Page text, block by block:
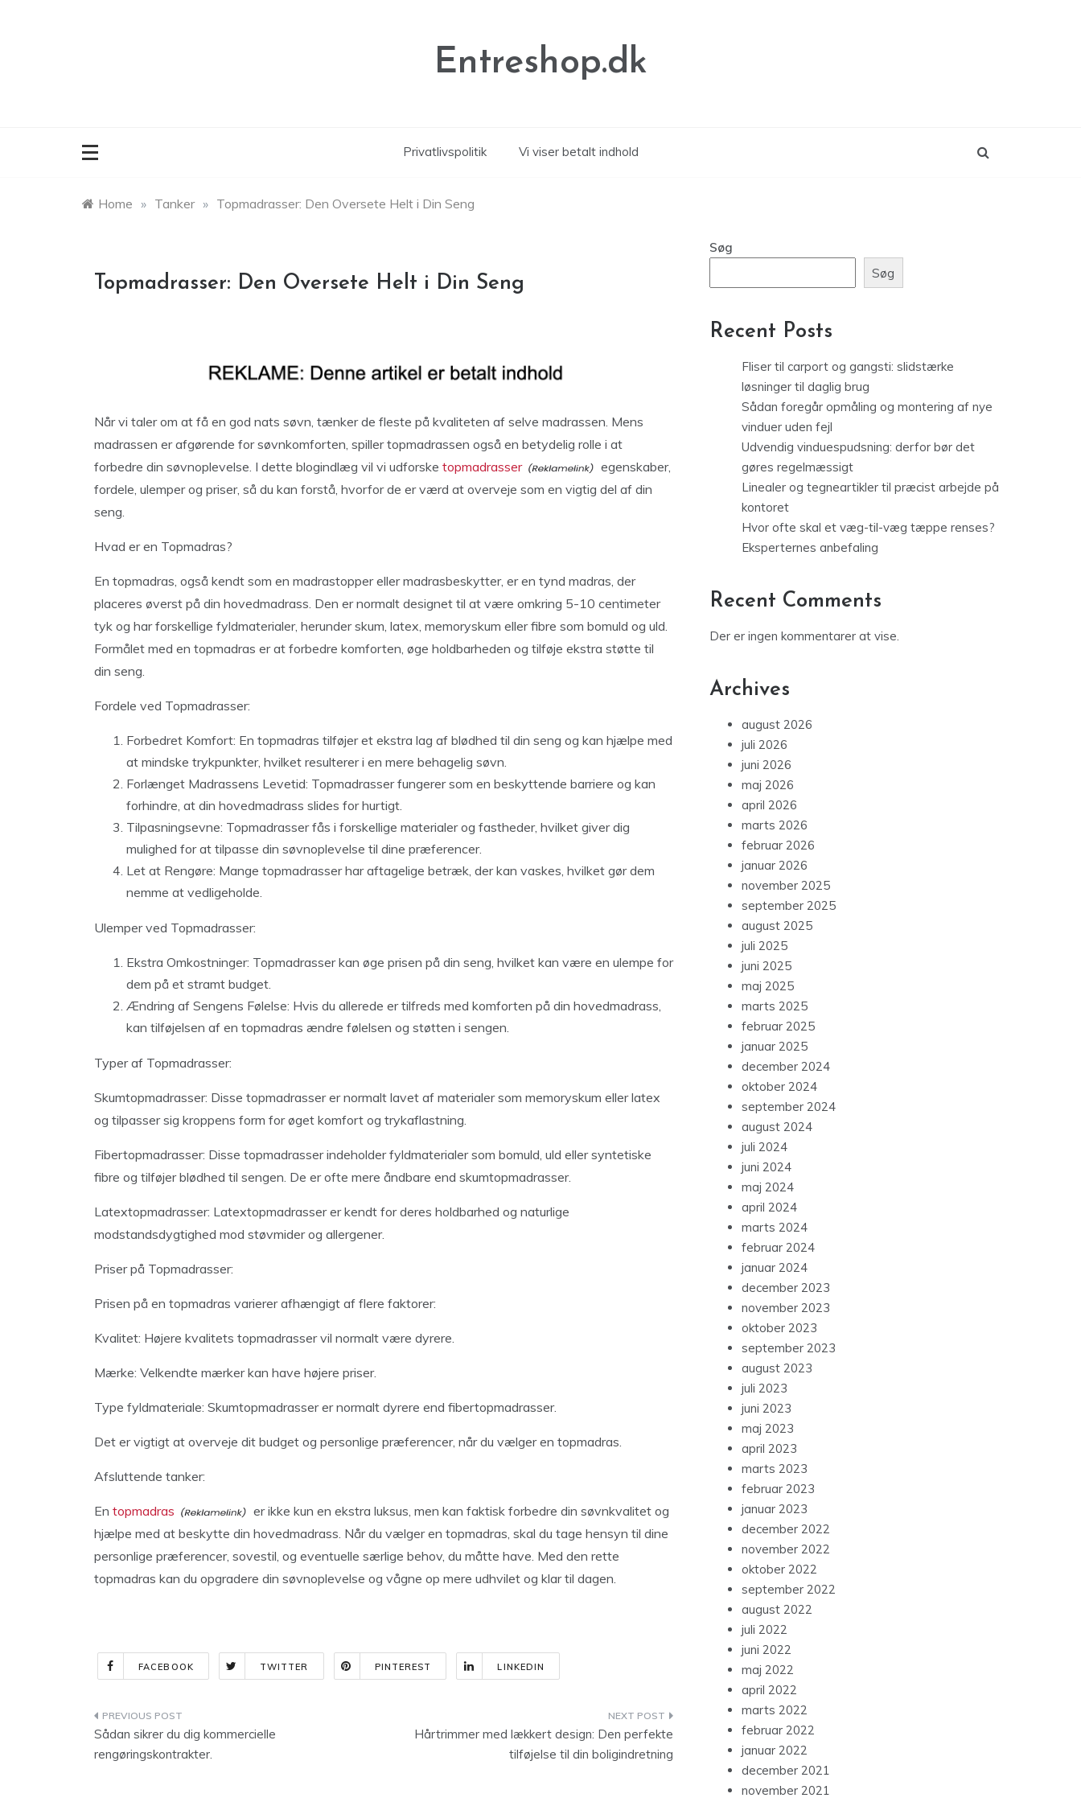
Entreshop.dk
Privatlivspolitik Vi viser betalt indhold
Home » Tanker » Topmadrasser: Den Oversete Helt i Din Seng
Topmadrasser: Den Oversete Helt i Din Seng
Når vi taler om at få en god nats søvn, tænker de fleste på kvaliteten af selve madrassen. Mens
madrassen er afgørende for søvnkomforten, spiller topmadrassen også en betydelig rolle i at
forbedre din søvnoplevelse. I dette blogindlæg vil vi udforske topmadrasser
egenskaber,
fordele, ulemper og priser, så du kan forstå, hvorfor de er værd at overveje som en vigtig del af din
seng.
Hvad er en Topmadras?
En topmadras, også kendt som en madrastopper eller madrasbeskytter, er en tynd madras, der
placeres øverst på din hovedmadrass. Den er normalt designet til at være omkring 5-10 centimeter
tyk og har forskellige fyldmaterialer, herunder skum, latex, memoryskum eller fibre som bomuld og uld.
Formålet med en topmadras er at forbedre komforten, øge holdbarheden og tilføje ekstra støtte til
din seng.
Fordele ved Topmadrasser:
Forbedret Komfort: En topmadras tilføjer et ekstra lag af blødhed til din seng og kan hjælpe med
at mindske trykpunkter, hvilket resulterer i en mere behagelig søvn.
Forlænget Madrassens Levetid: Topmadrasser fungerer som en beskyttende barriere og kan
forhindre, at din hovedmadrass slides for hurtigt.
Tilpasningsevne: Topmadrasser fås i forskellige materialer og fastheder, hvilket giver dig
mulighed for at tilpasse din søvnoplevelse til dine præferencer.
Let at Rengøre: Mange topmadrasser har aftagelige betræk, der kan vaskes, hvilket gør dem
nemme at vedligeholde.
Ulemper ved Topmadrasser:
Ekstra Omkostninger: Topmadrasser kan øge prisen på din seng, hvilket kan være en ulempe for
dem på et stramt budget.
Ændring af Sengens Følelse: Hvis du allerede er tilfreds med komforten på din hovedmadrass,
kan tilføjelsen af en topmadras ændre følelsen og støtten i sengen.
Typer af Topmadrasser:
Skumtopmadrasser: Disse topmadrasser er normalt lavet af materialer som memoryskum eller latex
og tilpasser sig kroppens form for øget komfort og trykaflastning.
Fibertopmadrasser: Disse topmadrasser indeholder fyldmaterialer som bomuld, uld eller syntetiske
fibre og tilføjer blødhed til sengen. De er ofte mere åndbare end skumtopmadrasser.
Latextopmadrasser: Latextopmadrasser er kendt for deres holdbarhed og naturlige
modstandsdygtighed mod støvmider og allergener.
Priser på Topmadrasser:
Prisen på en topmadras varierer afhængigt af flere faktorer:
Kvalitet: Højere kvalitets topmadrasser vil normalt være dyrere.
Mærke: Velkendte mærker kan have højere priser.
Type fyldmateriale: Skumtopmadrasser er normalt dyrere end fibertopmadrasser.
Det er vigtigt at overveje dit budget og personlige præferencer, når du vælger en topmadras.
Afsluttende tanker:
En topmadras
er ikke kun en ekstra luksus, men kan faktisk forbedre din søvnkvalitet og
hjælpe med at beskytte din hovedmadrass. Når du vælger en topmadras, skal du tage hensyn til dine
personlige præferencer, sovestil, og eventuelle særlige behov, du måtte have. Med den rette
topmadras kan du opgradere din søvnoplevelse og vågne op mere udhvilet og klar til dagen.
FACEBOOK TWITTER PINTEREST LINKEDIN
Indlægsnavigation
Sådan sikrer du dig kommercielle
rengøringskontrakter.
Hårtrimmer med lækkert design: Den perfekte
tilføjelse til din boligindretning
Søg
Søg
Recent Posts
Fliser til carport og gangsti: slidstærke
løsninger til daglig brug
Sådan foregår opmåling og montering af nye
vinduer uden fejl
Udvendig vinduespudsning: derfor bør det
gøres regelmæssigt
Linealer og tegneartikler til præcist arbejde på
kontoret
Hvor ofte skal et væg-til-væg tæppe renses?
Eksperternes anbefaling
Recent Comments
Der er ingen kommentarer at vise.
Archives
august 2026
juli 2026
juni 2026
maj 2026
april 2026
marts 2026
februar 2026
januar 2026
november 2025
september 2025
august 2025
juli 2025
juni 2025
maj 2025
marts 2025
februar 2025
januar 2025
december 2024
oktober 2024
september 2024
august 2024
juli 2024
juni 2024
maj 2024
april 2024
marts 2024
februar 2024
januar 2024
december 2023
november 2023
oktober 2023
september 2023
august 2023
juli 2023
juni 2023
maj 2023
april 2023
marts 2023
februar 2023
januar 2023
december 2022
november 2022
oktober 2022
september 2022
august 2022
juli 2022
juni 2022
maj 2022
april 2022
marts 2022
februar 2022
januar 2022
december 2021
november 2021